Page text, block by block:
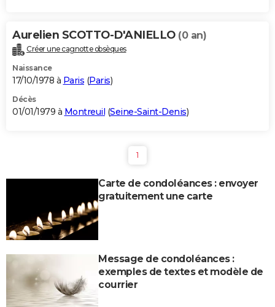
Aurelien SCOTTO-D'ANIELLO (0 an)
Créer une cagnotte obsèques
Naissance
17/10/1978 à Paris (Paris)
Décès
01/01/1979 à Montreuil (Seine-Saint-Denis)
1
Carte de condoléances : envoyer
gratuitement une carte
Message de condoléances :
exemples de textes et modèle de
courrier